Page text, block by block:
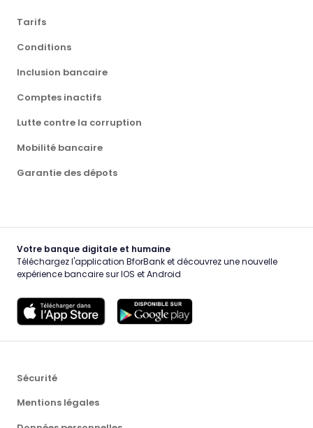
Tarifs
Conditions
Inclusion bancaire
Comptes inactifs
Lutte contre la corruption
Mobilité bancaire
Garantie des dépots
Votre banque digitale et humaine
Téléchargez l'application BforBank et découvrez une nouvelle
expérience bancaire sur IOS et Android
Sécurité
Mentions légales